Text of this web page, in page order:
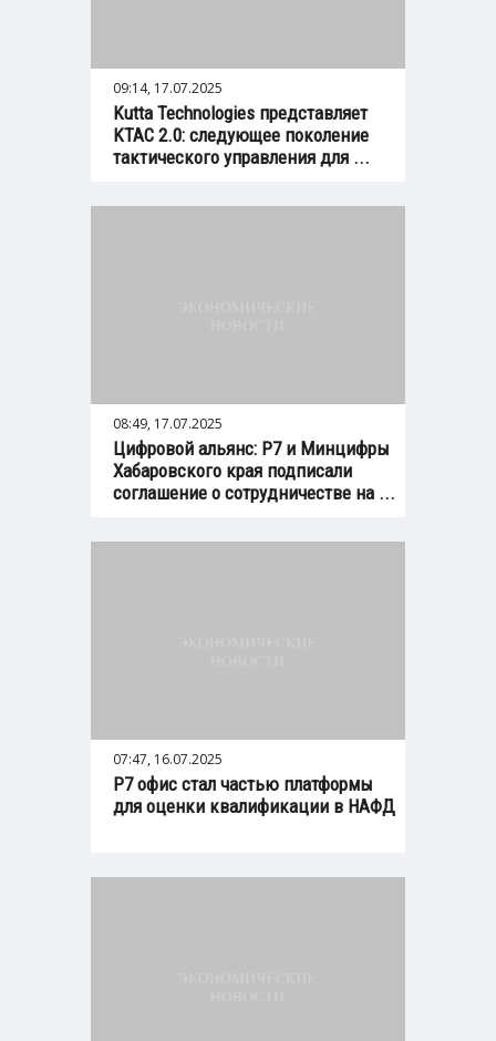
09:14, 17.07.2025
Kutta Technologies представляет
KTAC 2.0: следующее поколение
тактического управления для ...
08:49, 17.07.2025
Цифровой альянс: Р7 и Минцифры
Хабаровского края подписали
соглашение о сотрудничестве на ...
07:47, 16.07.2025
Р7 офис стал частью платформы
для оценки квалификации в НАФД